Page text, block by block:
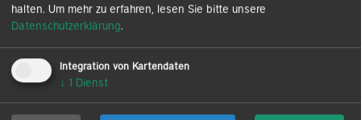
halten. Um mehr zu erfahren, lesen Sie bitte unsere
Datenschutzerklärung.
Integration von Kartendaten
↓ 1 Dienst